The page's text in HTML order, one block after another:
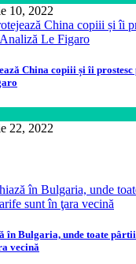
10, 2022
China copiii și îi
22, 2022
în Bulgaria, unde toate
vecină